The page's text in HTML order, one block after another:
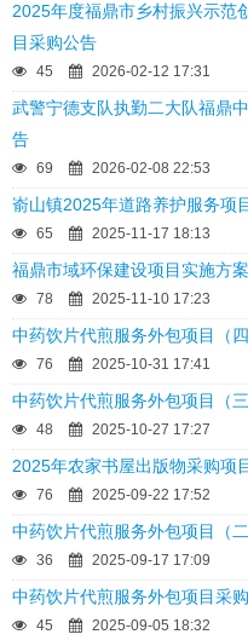
2025年度福鼎市乡村振兴示范
目采购公告
45 2026-02-12 17:31
武警宁德支队执勤二大队福鼎
告
69 2026-02-08 22:53
嵛山镇2025年道路养护服务项
65 2025-11-17 18:13
福鼎市域环保建设项目实施方
78 2025-11-10 17:23
中药饮片代煎服务外包项目（
76 2025-10-31 17:41
中药饮片代煎服务外包项目（
48 2025-10-27 17:27
2025年农家书屋出版物采购项
76 2025-09-22 17:52
中药饮片代煎服务外包项目（
36 2025-09-17 17:09
中药饮片代煎服务外包项目采
45 2025-09-05 18:32